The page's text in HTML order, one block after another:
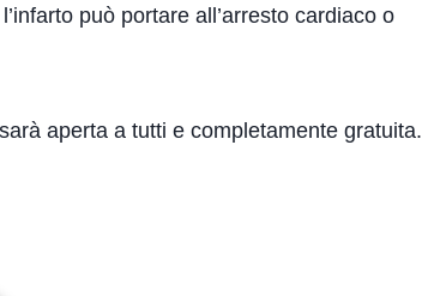
può portare all’arresto cardiaco o
aperta a tutti e completamente gratuita.